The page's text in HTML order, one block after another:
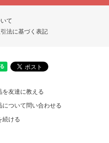
て
法に基づく表記
を友達に教える
について問い合わせる
続ける